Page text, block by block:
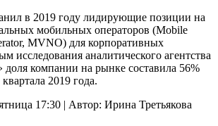
в 2019 году лидирующие позиции на
мобильных операторов (Mobile
MVNO) для корпоративных
исследования аналитического агентства
компании на рынке составила 56%
2019 года.
17:30 | Автор: Ирина Третьякова